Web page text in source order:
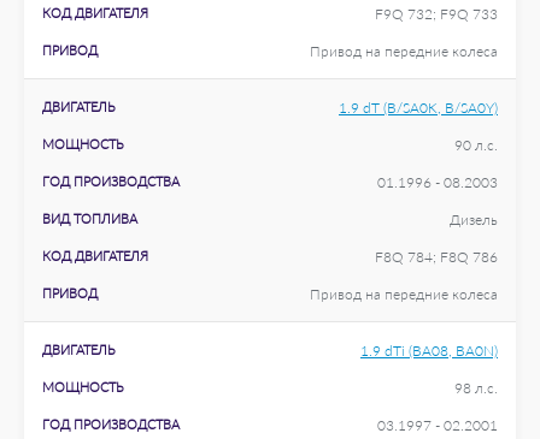
КОД ДВИГАТЕЛЯ F9Q 732; F9Q 733
ПРИВОД Привод на передние колеса
ДВИГАТЕЛЬ 1.9 dT (B/SA0K, B/SA0Y)
МОЩНОСТЬ 90 л.с.
ГОД ПРОИЗВОДСТВА 01.1996 - 08.2003
ВИД ТОПЛИВА Дизель
КОД ДВИГАТЕЛЯ F8Q 784; F8Q 786
ПРИВОД Привод на передние колеса
ДВИГАТЕЛЬ 1.9 dTi (BA08, BA0N)
МОЩНОСТЬ 98 л.с.
ГОД ПРОИЗВОДСТВА 03.1997 - 02.2001